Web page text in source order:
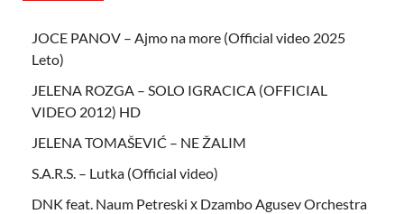
JOCE PANOV – Ajmo na more (Official video 2025
Leto)
JELENA ROZGA – SOLO IGRACICA (OFFICIAL
VIDEO 2012) HD
JELENA TOMAŠEVIĆ – NE ŽALIM
S.A.R.S. – Lutka (Official video)
DNK feat. Naum Petreski х Dzambo Agusev Orchestra